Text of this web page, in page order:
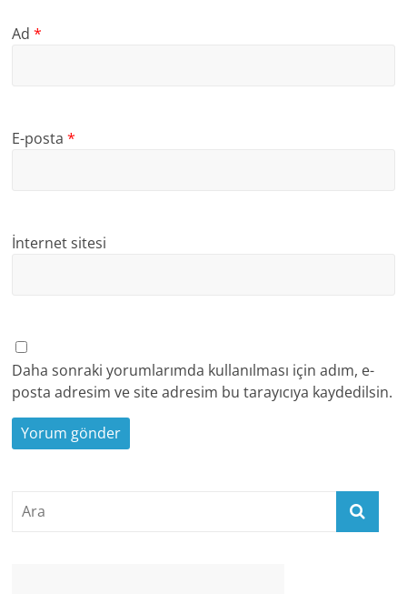
Ad*
E-posta*
İnternet sitesi
Daha sonraki yorumlarımda kullanılması için adım, e-
posta adresim ve site adresim bu tarayıcıya kaydedilsin.